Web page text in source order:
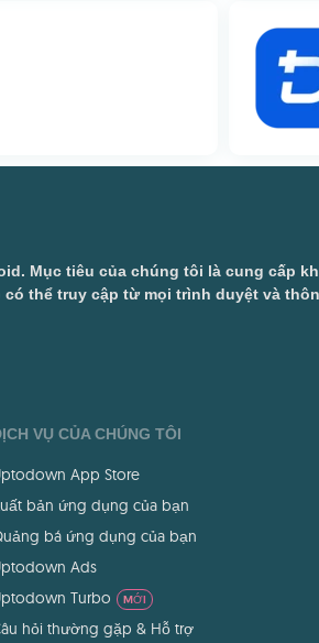
Mục tiêu của chúng tôi là cung cấp
thể truy cập từ mọi trình duyệt và
VỤ CỦA CHÚNG TÔI
App Store
bản ứng dụng của bạn
bá ứng dụng của bạn
Ads
Turbo
MỚI
hỏi thường gặp & Hỗ trợ